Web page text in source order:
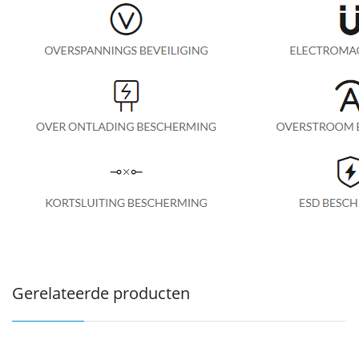
Gerelateerde producten